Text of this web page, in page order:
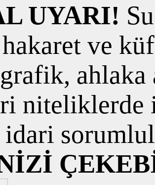
UYARI!
ve
ahlaka
niteliklerde
idari